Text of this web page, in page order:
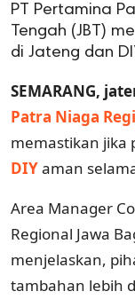
PT Pertamina
Tengah (JBT)
di Jateng dan
SEMARANG,
Patra Niaga
memastikan jika
DIYaman
Area Manager
Regional Jawa
menjelaskan,
tambahan lebih